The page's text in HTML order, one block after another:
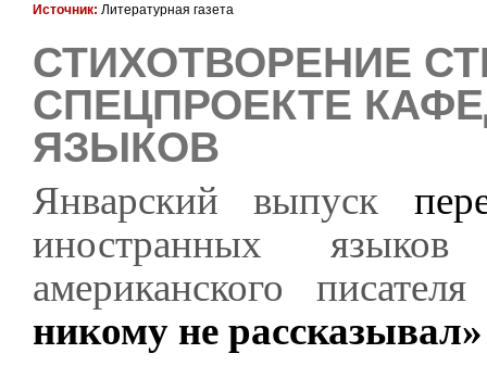
Источник: Литературная газета
СТИХОТВОРЕНИЕ
СПЕЦПРОЕКТЕ
ЯЗЫКОВ
Январский выпуск
иностранных
американского
никому не рассказывал»